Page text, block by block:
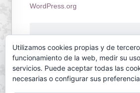
WordPress.org
Utilizamos cookies propias y de
funcionamiento de la web, medir su
servicios. Puede aceptar todas las
necesarias o configurar sus